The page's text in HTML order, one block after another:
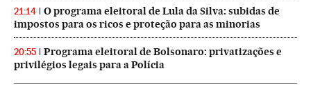
21:14
O programa eleitoral de Lula da Silva: subidas de
impostos para os ricos e proteção para as minorias
20:55
Programa eleitoral de Bolsonaro: privatizações e
privilégios legais para a Polícia